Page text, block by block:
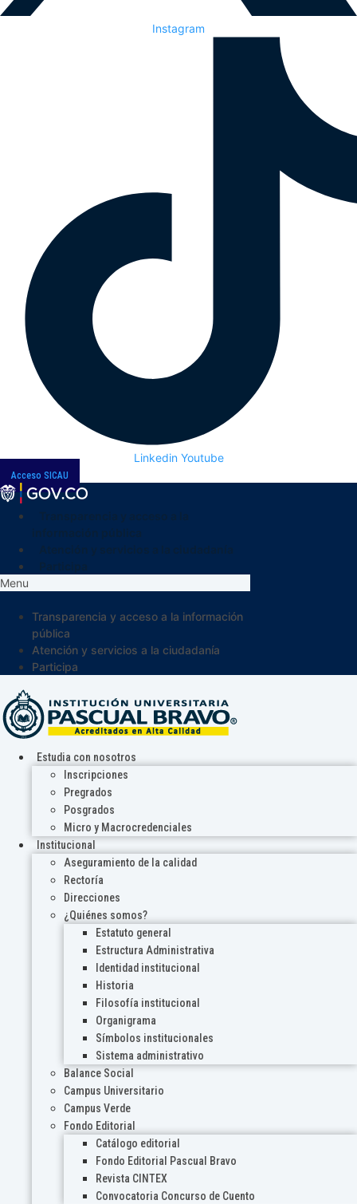
Instagram
Linkedin Youtube
Acceso SICAU
Menu
Transparencia y acceso a la información
pública
Atención y servicios a la ciudadanía
Participa
Estudia con nosotros
Inscripciones
Pregrados
Posgrados
Micro y Macrocredenciales
Institucional
Aseguramiento de la calidad
Rectoría
Direcciones
¿Quiénes somos?
Estatuto general
Estructura Administrativa
Identidad institucional
Historia
Filosofía institucional
Organigrama
Símbolos institucionales
Sistema administrativo
Balance Social
Campus Universitario
Campus Verde
Fondo Editorial
Catálogo editorial
Fondo Editorial Pascual Bravo
Revista CINTEX
Convocatoria Concurso de Cuento